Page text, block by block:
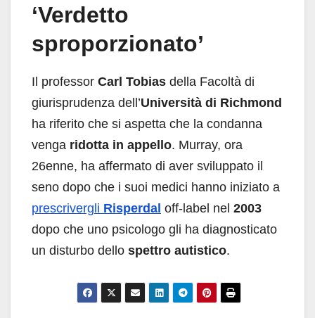
‘Verdetto
sproporzionato’
Il professor Carl Tobias della Facoltà di
giurisprudenza dell’Università di Richmond
ha riferito che si aspetta che la condanna
venga ridotta in appello. Murray, ora
26enne, ha affermato di aver sviluppato il
seno dopo che i suoi medici hanno iniziato a
prescrivergli Risperdal off-label nel 2003
dopo che uno psicologo gli ha diagnosticato
un disturbo dello spettro autistico.